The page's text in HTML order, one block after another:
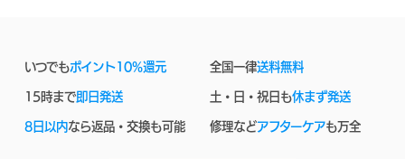
いつでもポイント10%還元 全国一律送料無料
15時まで即日発送 土・日・祝日も休まず発送
8日以内なら返品・交換も可能 修理などアフターケアも万全